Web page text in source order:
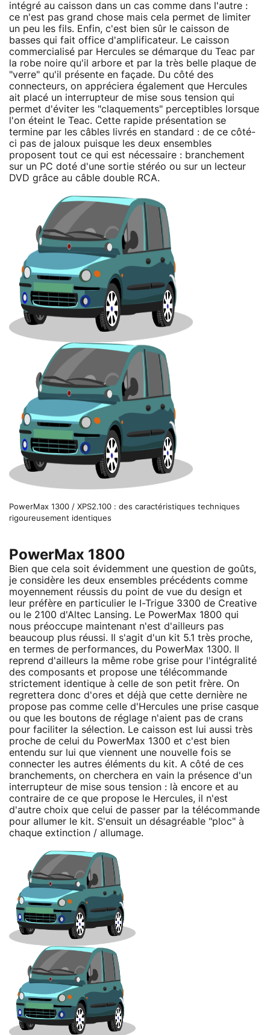
intégré au caisson dans un cas comme dans l'autre :
ce n'est pas grand chose mais cela permet de limiter
un peu les fils. Enfin, c'est bien sûr le caisson de
basses qui fait office d'amplificateur. Le caisson
commercialisé par Hercules se démarque du Teac par
la robe noire qu'il arbore et par la très belle plaque de
"verre" qu'il présente en façade. Du côté des
connecteurs, on appréciera également que Hercules
ait placé un interrupteur de mise sous tension qui
permet d'éviter les "claquements" perceptibles lorsque
l'on éteint le Teac. Cette rapide présentation se
termine par les câbles livrés en standard : de ce côté-
ci pas de jaloux puisque les deux ensembles
proposent tout ce qui est nécessaire : branchement
sur un PC doté d'une sortie stéréo ou sur un lecteur
DVD grâce au câble double RCA.
PowerMax 1300 / XPS2.100 : des caractéristiques techniques
rigoureusement identiques
PowerMax 1800
Bien que cela soit évidemment une question de goûts,
je considère les deux ensembles précédents comme
moyennement réussis du point de vue du design et
leur préfère en particulier le I-Trigue 3300 de Creative
ou le 2100 d'Altec Lansing. Le PowerMax 1800 qui
nous préoccupe maintenant n'est d'ailleurs pas
beaucoup plus réussi. Il s'agit d'un kit 5.1 très proche,
en termes de performances, du PowerMax 1300. Il
reprend d'ailleurs la même robe grise pour l'intégralité
des composants et propose une télécommande
strictement identique à celle de son petit frère. On
regrettera donc d'ores et déjà que cette dernière ne
propose pas comme celle d'Hercules une prise casque
ou que les boutons de réglage n'aient pas de crans
pour faciliter la sélection. Le caisson est lui aussi très
proche de celui du PowerMax 1300 et c'est bien
entendu sur lui que viennent une nouvelle fois se
connecter les autres éléments du kit. A côté de ces
branchements, on cherchera en vain la présence d'un
interrupteur de mise sous tension : là encore et au
contraire de ce que propose le Hercules, il n'est
d'autre choix que celui de passer par la télécommande
pour allumer le kit. S'ensuit un désagréable "ploc" à
chaque extinction / allumage.